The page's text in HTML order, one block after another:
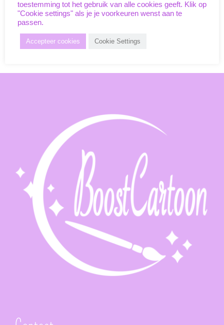
toestemming tot het gebruik van alle cookies geeft. Klik op
"Cookie settings" als je je voorkeuren wenst aan te
passen.
Accepteer cookies Cookie Settings